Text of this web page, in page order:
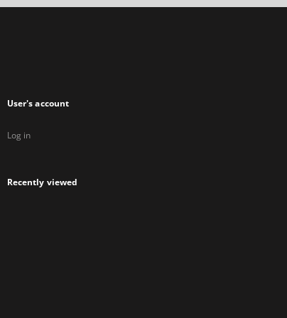
a
User's account
Log in
Recently viewed